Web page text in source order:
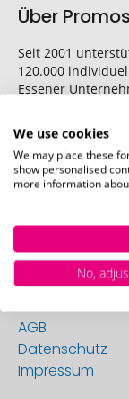
Über
Seit 2001
120.000
Essener
uns so zu einem
entwickelt.
Fragen zur
Produkten? Wir
Promostore
Versandart
AGB
Datenschutz
Impressum
We use cookies
We may place these
show personalised
more information
No,